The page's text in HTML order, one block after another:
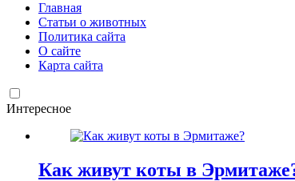
Главная
Статьи о животных
Политика сайта
О сайте
Карта сайта
Интересное
Как живут коты в